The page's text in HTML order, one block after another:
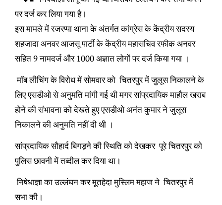
पर दर्ज कर लिया गया है।
इस मामले में रजरप्पा थाना के अंतर्गत कांग्रेस के केंद्रीय सदस्य
शहजादा अनवर आजसू पार्टी के केंद्रीय महासचिव रफीक अनवर
सहित 9 नामदर्ज और 1000 अज्ञात लोगों पर दर्ज किया गया ।
मॉब लीचिंग के विरोध में सोमवार को चितरपुर में जुलूस निकालने के
लिए एसडीओ से अनुमति मांगी गई थी मगर सांप्रदायिक माहौल खराब
होने की संभावना को देखते हुए एसडीओ अनंत कुमार ने जुलूस
निकालने की अनुमति नहीं दी थी ।
सांप्रदायिक सौहार्द बिगड़ने की स्थिति को देखकर पूरे चितरपुर को
पुलिस छावनी में तब्दील कर दिया था।
निषेधाज्ञा का उल्लंघन कर मूतहेदा मुस्लिम महाज ने चितरपुर में
सभा की।